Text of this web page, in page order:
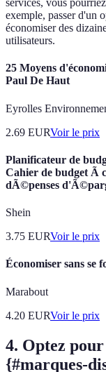
services, vous
exemple, passer d'un
économiser des
utilisateurs.
25 Moyens
Paul De Haut
Eyrolles
2.69 EURVoir le prix
Planificateur de
Cahier de budget Ã
dÃ©penses
Shein
3.75 EURVoir le prix
Économiser sans se
Marabout
4.20 EURVoir le prix
4. Optez
{#marques-